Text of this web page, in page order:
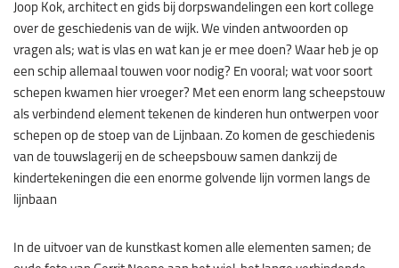
Joop Kok, architect en gids bij dorpswandelingen een kort college
over de geschiedenis van de wijk. We vinden antwoorden op
vragen als; wat is vlas en wat kan je er mee doen? Waar heb je op
een schip allemaal touwen voor nodig? En vooral; wat voor soort
schepen kwamen hier vroeger? Met een enorm lang scheepstouw
als verbindend element tekenen de kinderen hun ontwerpen voor
schepen op de stoep van de Lijnbaan. Zo komen de geschiedenis
van de touwslagerij en de scheepsbouw samen dankzij de
kindertekeningen die een enorme golvende lijn vormen langs de
lijnbaan
In de uitvoer van de kunstkast komen alle elementen samen; de